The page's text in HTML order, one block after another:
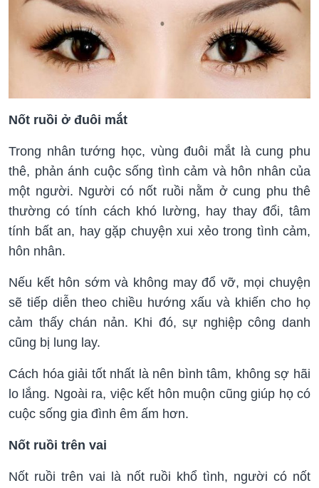
Nốt ruồi ở đuôi mắt
Trong nhân tướng học, vùng đuôi mắt là cung phu
thê, phản ánh cuộc sống tình cảm và hôn nhân của
một người. Người có nốt ruồi nằm ở cung phu thê
thường có tính cách khó lường, hay thay đổi, tâm
tính bất an, hay gặp chuyện xui xẻo trong tình cảm,
hôn nhân.
Nếu kết hôn sớm và không may đổ vỡ, mọi chuyện
sẽ tiếp diễn theo chiều hướng xấu và khiến cho họ
cảm thấy chán nản. Khi đó, sự nghiệp công danh
cũng bị lung lay.
Cách hóa giải tốt nhất là nên bình tâm, không sợ hãi
lo lắng. Ngoài ra, việc kết hôn muộn cũng giúp họ có
cuộc sống gia đình êm ấm hơn.
Nốt ruồi trên vai
Nốt ruồi trên vai là nốt ruồi khổ tình, người có nốt